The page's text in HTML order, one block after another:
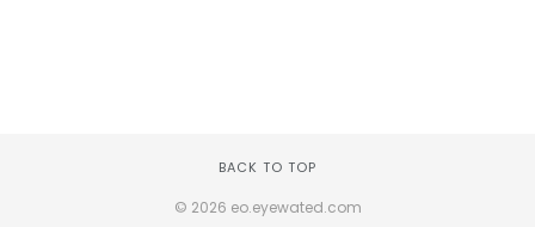
BACK TO TOP
© 2026 eo.eyewated.com